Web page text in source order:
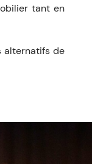
tant en
alternatifs de